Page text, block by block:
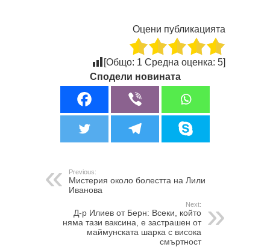
Оцени публикацията
[Общо: 1 Средна оценка: 5]
Сподели новината
Previous:
Мистерия около болестта на Лили
Иванова
Next:
Д-р Илиев от Берн: Всеки, който
няма тази ваксина, е застрашен от
маймунската шарка с висока
смъртност